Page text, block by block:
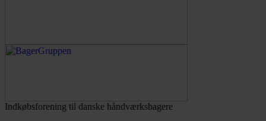
Indkøbsforening til danske håndværksbagere